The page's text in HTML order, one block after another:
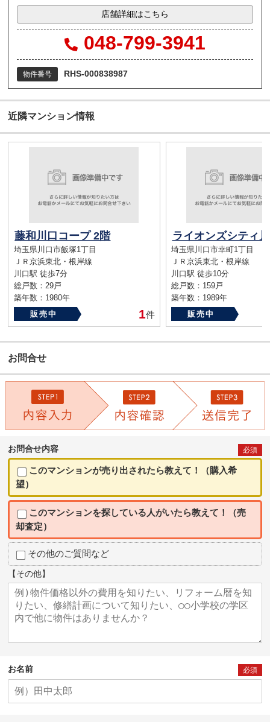
店舗詳細はこちら
048-799-3941
物件番号 RHS-000838987
近隣マンション情報
藤和川口コープ 2階
埼玉県川口市飯塚1丁目
ＪＲ京浜東北・根岸線
川口駅 徒歩7分
総戸数：29戸
築年数：1980年
販売中
1件
ライオンズシティ
埼玉県川口市幸町1丁目
ＪＲ京浜東北・根岸線
川口駅 徒歩10分
総戸数：159戸
築年数：1989年
販売中
お問合せ
お問合せ内容 必須
このマンションが売り出されたら教えて！（購入希
望）
このマンションを探している人がいたら教えて！（売
却査定）
その他のご質問など
【その他】
お名前 必須